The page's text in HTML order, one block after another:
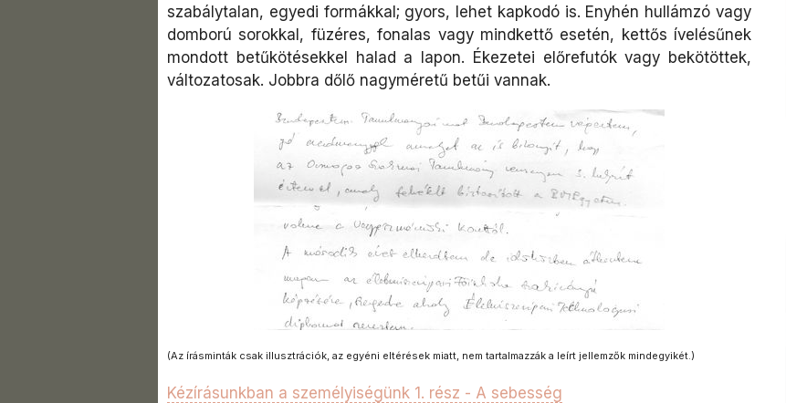
szabálytalan, egyedi formákkal; gyors, lehet kapkodó is. Enyhén hullámzó vagy
domború sorokkal, füzéres, fonalas vagy mindkettő esetén, kettős ívelésűnek
mondott betűkötésekkel halad a lapon. Ékezetei előrefutók vagy bekötöttek,
változatosak. Jobbra dőlő nagyméretű betűi vannak.
(Az írásminták csak illusztrációk, az egyéni eltérések miatt, nem tartalmazzák a leírt jellemzők mindegyikét.)
Kézírásunkban a személyiségünk 1. rész - A sebesség